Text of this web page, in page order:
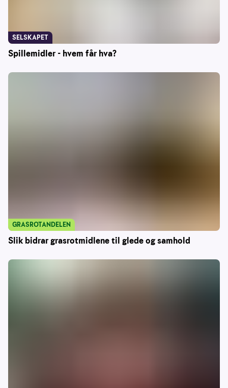
Spillemidler - hvem får hva?
SELSKAPET
Slik bidrar grasrotmidlene til glede og samhold
GRASROTANDELEN